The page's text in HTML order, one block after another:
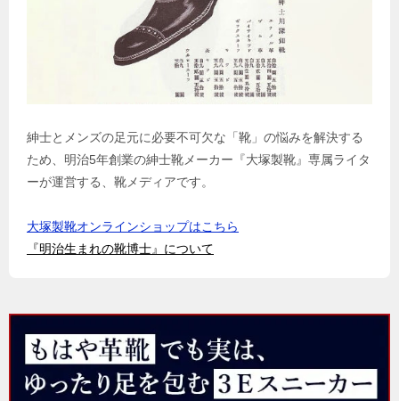
紳士とメンズの足元に必要不可欠な「靴」の悩みを解決する
ため、明治5年創業の紳士靴メーカー『大塚製靴』専属ライタ
ーが運営する、靴メディアです。
大塚製靴オンラインショップはこちら
『明治生まれの靴博士』について